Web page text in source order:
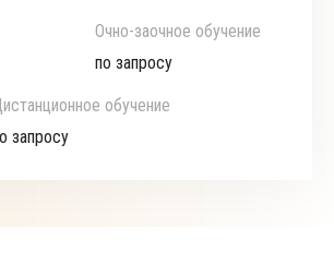
Очно-заочное обучение
по запросу
обучение
запросу